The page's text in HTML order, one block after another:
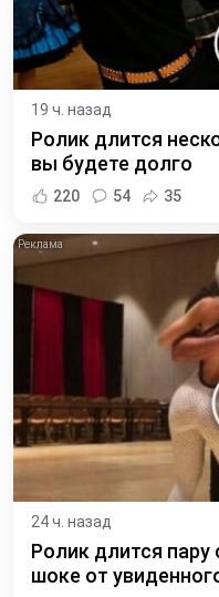
19 ч. назад
Ролик длится
вы будете долго
220 54 35
24 ч. назад
Ролик длится пару
шоке от